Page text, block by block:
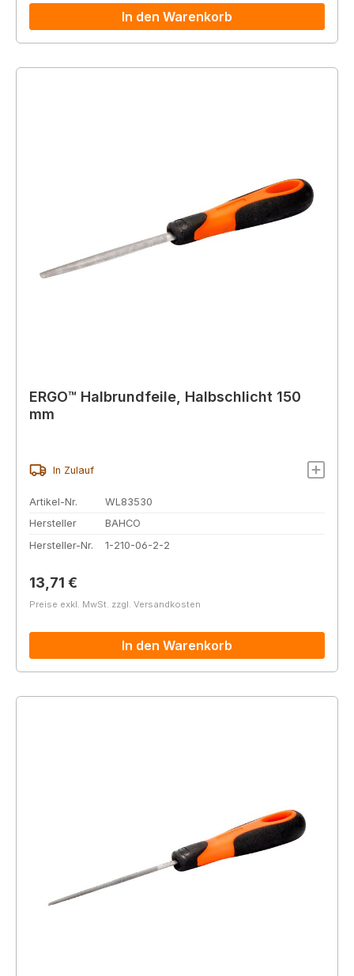
In den Warenkorb
ERGO™ Halbrundfeile, Halbschlicht 150
mm
In Zulauf
Artikel-Nr.
WL83530
Hersteller
BAHCO
Hersteller-Nr.
1-210-06-2-2
Regulärer Preis:
13,71 €
Preise exkl. MwSt. zzgl. Versandkosten
In den Warenkorb